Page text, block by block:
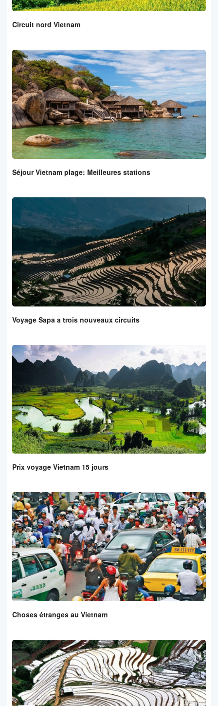
Circuit nord Vietnam
Séjour Vietnam plage: Meilleures stations
Voyage Sapa a trois nouveaux circuits
Prix voyage Vietnam 15 jours
Choses étranges au Vietnam